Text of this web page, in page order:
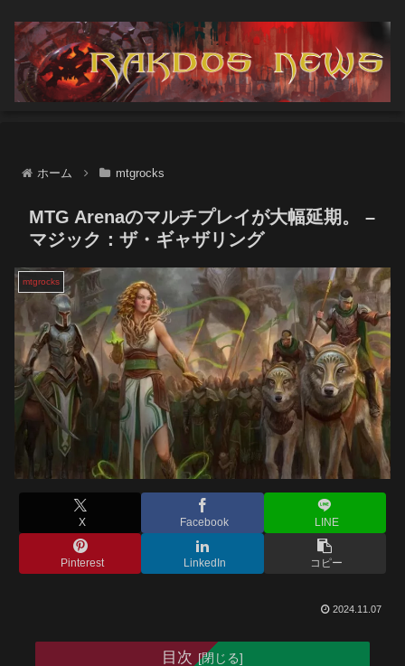
ホーム mtgrocks
MTG Arenaのマルチプレイが大幅延期。 –
マジック：ザ・ギャザリング
mtgrocks
X Facebook LINE
Pinterest LinkedIn コピー
2024.11.07
目次